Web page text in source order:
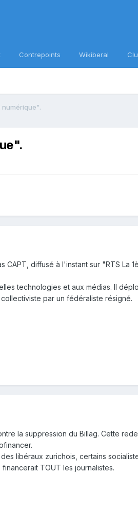
Contrepoints Wikiberal
numérique".
diffusé à l'instant sur "RTS La
technologies et aux médias. Il
par un fédéraliste résigné.
la suppression du Billag. Cette
libéraux zurichois, certains
TOUT les journalistes.